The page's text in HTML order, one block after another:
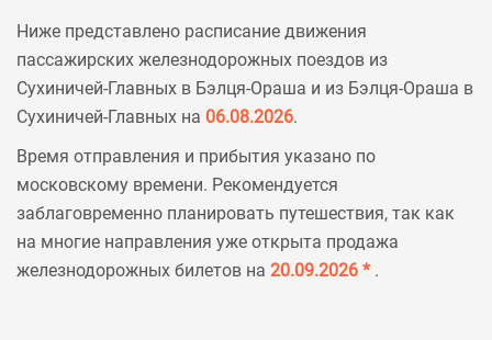
Ниже представлено расписание движения
пассажирских железнодорожных поездов из
Сухиничей-Главных в Бэлця-Ораша и из Бэлця-Ораша в
Сухиничей-Главных на 06.08.2026.
Время отправления и прибытия указано по
московскому времени. Рекомендуется
заблаговременно планировать путешествия, так как
на многие направления уже открыта продажа
железнодорожных билетов на 20.09.2026 * .